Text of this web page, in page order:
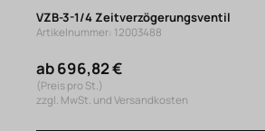
VZB-3-1/4 Zeitverzögerungsventil
Artikelnummer: 12003488
ab 696,82 €
(Preis pro St.)
zzgl. MwSt. und Versandkosten